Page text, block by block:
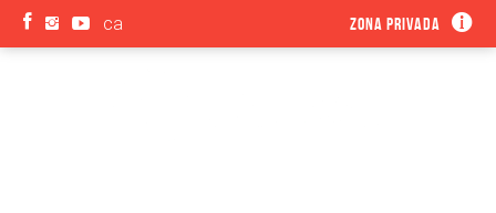
ca Zona privada